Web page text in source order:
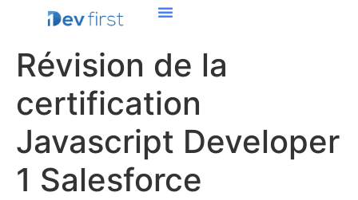
Révision de la
certification
Javascript Developer
1 Salesforce